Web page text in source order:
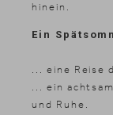
hinein.
Ein
... eine Reise
... ein
und Ruhe.